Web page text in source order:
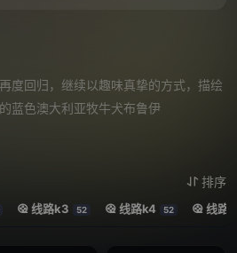
度回归，继续以趣味真挚的方式，描绘
蓝色澳大利亚牧牛犬布鲁伊
排序
线路k3 52 线路k4 52 线路